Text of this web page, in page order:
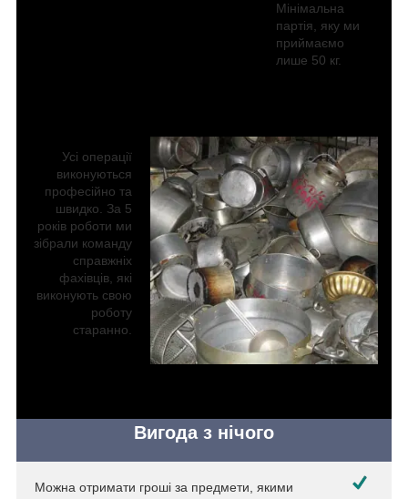
Мінімальна
партія, яку ми
приймаємо
лише 50 кг.
Усі операції
виконуються
професійно та
швидко. За 5
років роботи ми
зібрали команду
справжніх
фахівців, які
виконують свою
роботу
старанно.
Вигода з нічого
Можна отримати гроші за предмети, якими